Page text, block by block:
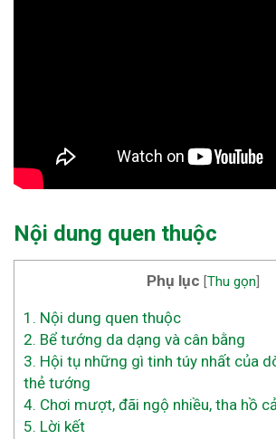
Nội dung quen thuộc
Phụ lục [Thu gọn]
1. Nội dung quen thuộc
2. Bể tướng da dạng và cân bằng
3. Hội tụ những gì tinh túy nhất của
thẻ tướng
4. Chơi mượt, đãi ngộ nhiều, tha hồ
5. Lời kết